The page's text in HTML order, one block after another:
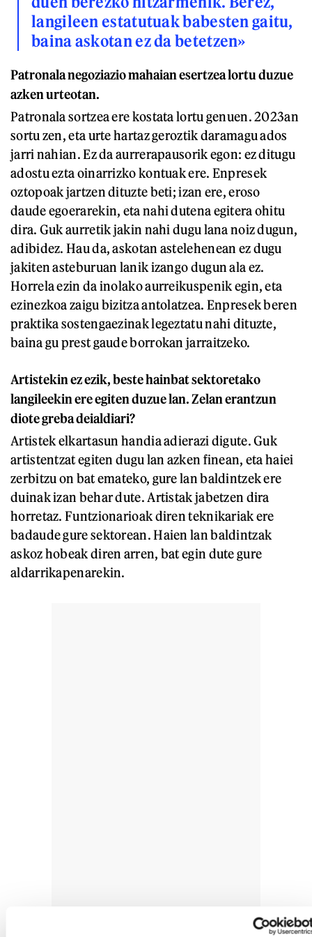
langileen estatutuak babesten gaitu,
baina askotan ez da betetzen»
Patronala negoziazio mahaian esertzea lortu duzue
azken urteotan.
Patronala sortzea ere kostata lortu genuen. 2023an
sortu zen, eta urte hartaz geroztik daramagu ados
jarri nahian. Ez da aurrerapausorik egon: ez ditugu
adostu ezta oinarrizko kontuak ere. Enpresek
oztopoak jartzen dituzte beti; izan ere, eroso
daude egoerarekin, eta nahi dutena egitera ohitu
dira. Guk aurretik jakin nahi dugu lana noiz dugun,
adibidez. Hau da, askotan astelehenean ez dugu
jakiten asteburuan lanik izango dugun ala ez.
Horrela ezin da inolako aurreikuspenik egin, eta
ezinezkoa zaigu bizitza antolatzea. Enpresek beren
praktika sostengaezinak legeztatu nahi dituzte,
baina gu prest gaude borrokan jarraitzeko.
Artistekin ez ezik, beste hainbat sektoretako
langileekin ere egiten duzue lan. Zelan erantzun
diote greba deialdiari?
Artistek elkartasun handia adierazi digute. Guk
artistentzat egiten dugu lan azken finean, eta haiei
zerbitzu on bat emateko, gure lan baldintzek ere
duinak izan behar dute. Artistak jabetzen dira
horretaz. Funtzionarioak diren teknikariak ere
badaude gure sektorean. Haien lan baldintzak
askoz hobeak diren arren, bat egin dute gure
aldarrikapenarekin.